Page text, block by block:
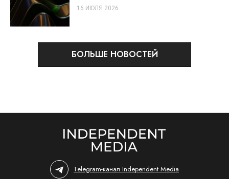
16 ИЮЛЯ 2026
БОЛЬШЕ НОВОСТЕЙ
Telegram-канал Independent Media